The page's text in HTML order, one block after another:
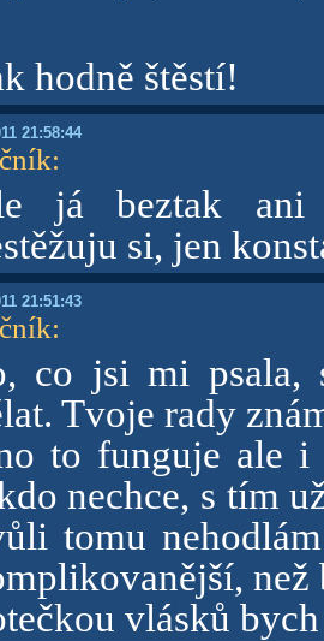
hodně štěstí!
21:58:44
:
já beztak ani
si, jen
21:51:43
:
co jsi mi psala,
Tvoje rady
to funguje ale i
nechce, s tím
tomu
než
vlásků